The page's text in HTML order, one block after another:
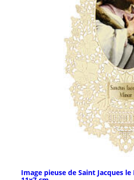
Image pieuse de Saint Jacques